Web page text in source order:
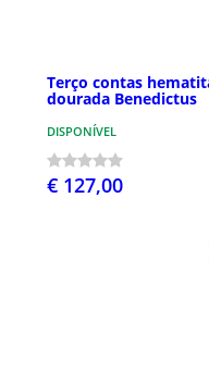
Terço contas
dourada Benedictus
DISPONÍVEL
€ 127,00